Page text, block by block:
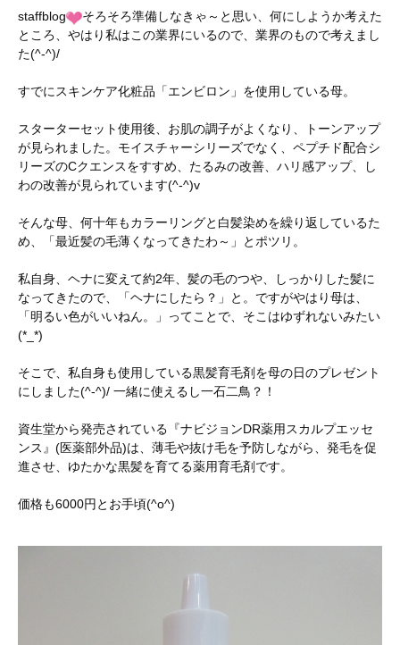
staffblog
そろそろ準備しなきゃ～と思い、何にしようか考えた
ところ、やはり私はこの業界にいるので、業界のもので考えまし
た(^-^)/
すでにスキンケア化粧品「エンビロン」を使用している母。
スターターセット使用後、お肌の調子がよくなり、トーンアップ
が見られました。モイスチャーシリーズでなく、ペプチド配合シ
リーズのCクエンスをすすめ、たるみの改善、ハリ感アップ、し
わの改善が見られています(^-^)v
そんな母、何十年もカラーリングと白髪染めを繰り返しているた
め、「最近髪の毛薄くなってきたわ～」とポツリ。
私自身、ヘナに変えて約2年、髪の毛のつや、しっかりした髪に
なってきたので、「ヘナにしたら？」と。ですがやはり母は、
「明るい色がいいねん。」ってことで、そこはゆずれないみたい
(*_*)
そこで、私自身も使用している黒髪育毛剤を母の日のプレゼント
にしました(^-^)/ 一緒に使えるし一石二鳥？！
資生堂から発売されている『ナビジョンDR薬用スカルプエッセ
ンス』(医薬部外品)は、薄毛や抜け毛を予防しながら、発毛を促
進させ、ゆたかな黒髪を育てる薬用育毛剤です。
価格も6000円とお手頃(^o^)